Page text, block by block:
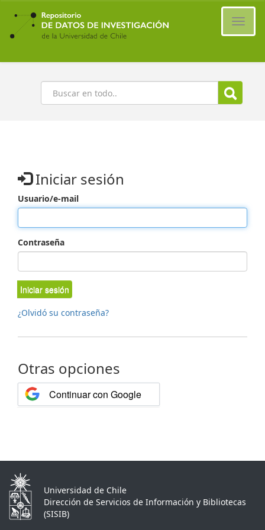
Ir
contenido
principal
Buscar
Iniciar sesión
Usuario/e-mail
Contraseña
Iniciar sesión
¿Olvidó su contraseña?
Otras opciones
Continuar con Google
Universidad de Chile
Dirección de Servicios de Información y Bibliotecas
(SISIB)